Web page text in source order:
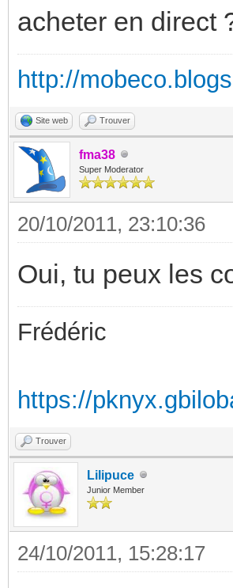
acheter en direct
http://
Site web Trouver
fma38
Super Moderator
20/10/2011, 23:10:36
Oui, tu peux les
Frédéric
https://
Trouver
Lilipuce
Junior Member
24/10/2011, 15:28:17